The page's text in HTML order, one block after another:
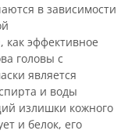
в зависимости
как эффективное
головы с
является
и воды
излишки кожного
и белок, его